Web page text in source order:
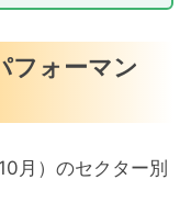
フォーマン
月）のセクター別